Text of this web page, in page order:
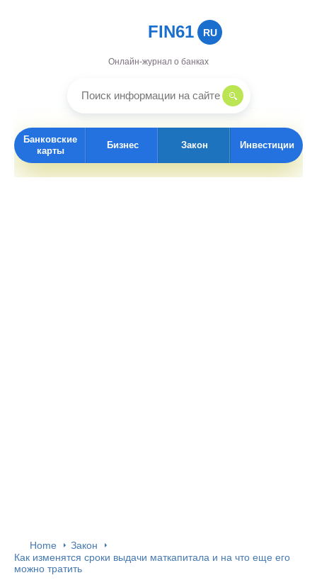
FIN61 RU
Онлайн-журнал о банках
Банковские
карты
Бизнес Закон Инвестиции
Home
Закон
Как изменятся сроки выдачи маткапитала и на что еще его
можно тратить